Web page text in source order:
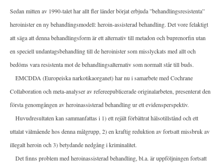
Sedan mitten av 1990-talet har allt fler länder börjat erbjuda ”behandlingsresistenta”
heroinister en ny behandlingsmodell: heroin-assisterad behandling. Det vore felaktigt
att säga att denna behandlingsform är ett alternativ till metadon och buprenorfin utan
en speciell undantagsbehandling till de heroinister som misslyckats med allt och
bedöms vara resistenta mot de behandlingsalternativ som normalt står till buds.
EMCDDA (Europeiska narkotikaorganet) har nu i samarbete med Cochrane
Collaboration och meta-analyser av refereepublicerade originalarbeten, presenterat den
första genomgången av heroinassisterad behandling ur ett evidensperspektiv.
Huvudresultaten kan sammanfattas i 1) ett rejält förbättrat hälsotillstånd och ett
uttalat välmående hos denna målgrupp, 2) en kraftig reduktion av fortsatt missbruk av
illegalt heroin och 3) betydande nedgång i kriminalitet.
Det finns problem med heroinassisterad behandling, bl.a. är uppföljningen fortsatt